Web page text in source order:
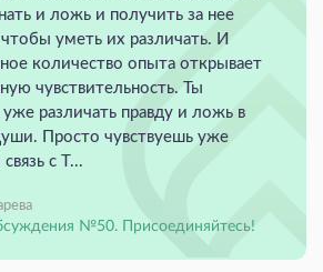
и ложь и получить за нее
чтобы уметь их различать. И
количество опыта открывает
чувствительность. Ты
различать правду и ложь в
Просто чувствуешь уже
с Т...
№50. Присоединяйтесь!